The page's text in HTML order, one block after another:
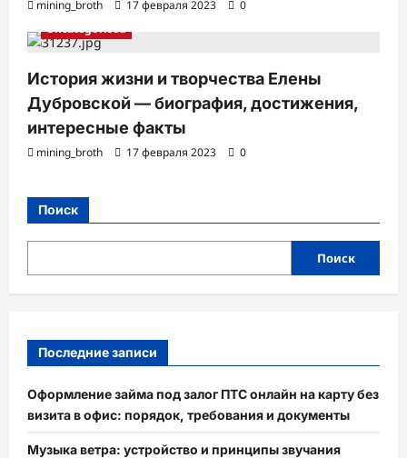
mining_broth 17 февраля 2023
0
Uncategorised
История жизни и творчества Елены
Дубровской — биография, достижения,
интересные факты
mining_broth 17 февраля 2023 0
Поиск
Поиск
Последние записи
Оформление займа под залог ПТС онлайн на карту без
визита в офис: порядок, требования и документы
Музыка ветра: устройство и принципы звучания